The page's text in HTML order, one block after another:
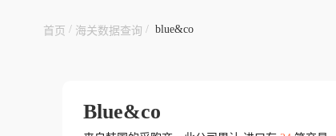
首页 / 海关数据查询 / blue&co
Blue&co